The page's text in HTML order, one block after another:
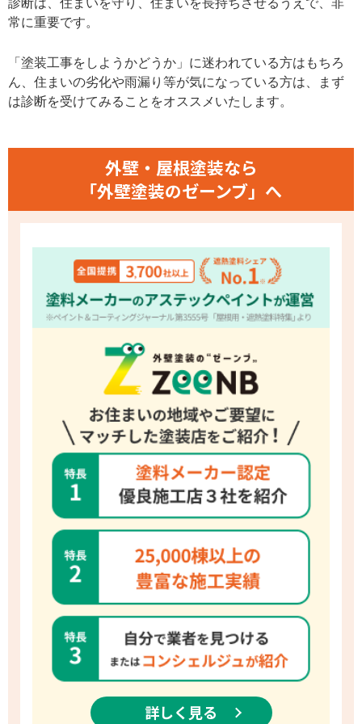
診断は、住まいを守り、住まいを長持ちさせるうえで、非
常に重要です。
「塗装工事をしようかどうか」に迷われている方はもちろ
ん、住まいの劣化や雨漏り等が気になっている方は、まず
は診断を受けてみることをオススメいたします。
外壁・屋根塗装なら
「外壁塗装のゼーンブ」へ
詳しく見る